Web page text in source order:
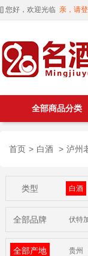
[] 您好，欢迎光临 亲，请
全部商品分类
首页 > 白酒 > 泸州
类型 白酒
全部品牌 伏特
全部产地 贵州